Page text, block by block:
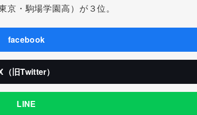
・駒場学園高）が３位。
facebook
（旧Twitter）
LINE